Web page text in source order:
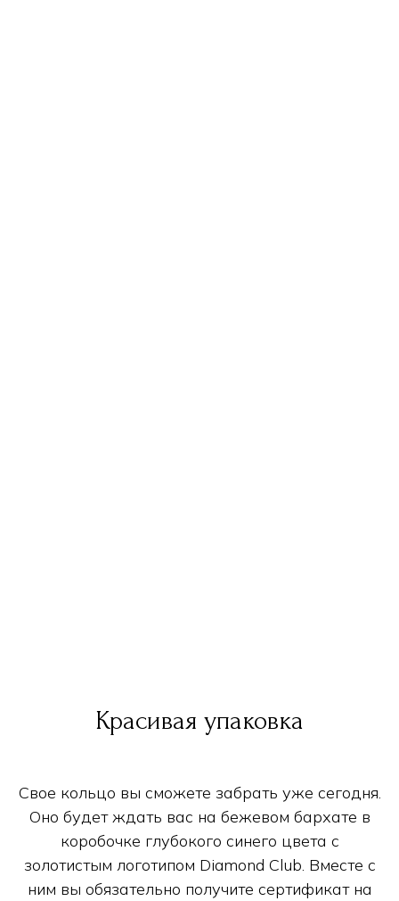
Красивая упаковка
Свое кольцо вы сможете забрать уже сегодня.
Оно будет ждать вас на бежевом бархате в
коробочке глубокого синего цвета с
золотистым логотипом Diamond Club. Вместе с
ним вы обязательно получите сертификат на